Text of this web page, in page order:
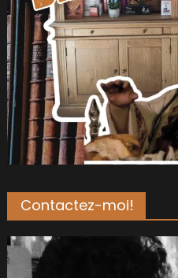
Contactez-moi!